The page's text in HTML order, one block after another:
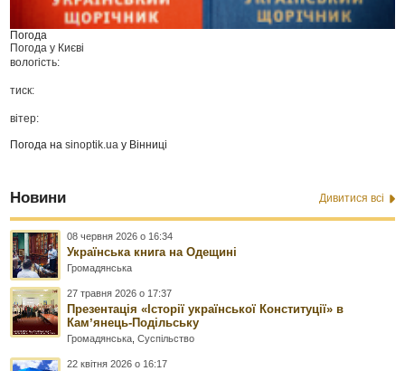
Погода
Погода у Києві
вологість:
тиск:
вітер:
Погода наsinoptik.ua у Вінниці
Новини Дивитися всі
08 червня 2026 о 16:34
Українська книга на Одещині
Громадянська
27 травня 2026 о 17:37
Презентація «Історії української Конституції» в
Камʼянець-Подільську
Громадянська ,Суспільство
22 квітня 2026 о 16:17